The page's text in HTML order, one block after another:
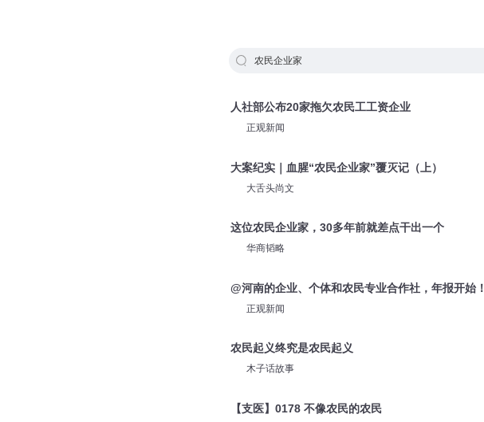
农民企业家
人社部公布20家拖欠农民工工资企业
正观新闻
大案纪实｜血腥“农民企业家”覆灭记（上）
大舌头尚文
这位农民企业家，30多年前就差点干出一个
华商韬略
@河南的企业、个体和农民专业合作社，年报开始！
正观新闻
农民起义终究是农民起义
木子话故事
【支医】0178 不像农民的农民